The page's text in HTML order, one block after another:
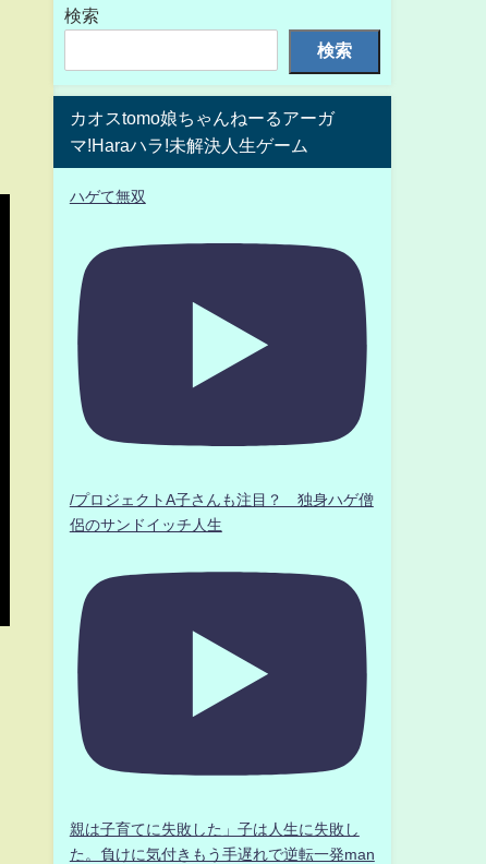
検索
検索
カオスtomo娘ちゃんねーるアーガ
マ!Haraハラ!未解決人生ゲーム
ハゲて無双
/プロジェクトA子さんも注目？ 独身ハゲ僧
侶のサンドイッチ人生
親は子育てに失敗した」子は人生に失敗し
た。負けに気付きもう手遅れで逆転一発man